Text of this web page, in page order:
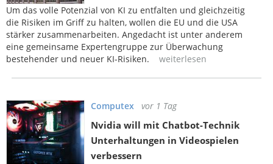
Um das volle Potenzial von KI zu entfalten und gleichzeitig
die Risiken im Griff zu halten, wollen die EU und die USA
stärker zusammenarbeiten. Angedacht ist unter anderem
eine gemeinsame Expertengruppe zur Überwachung
bestehender und neuer KI-Risiken.
weiterlesen
Computex vor 1 Tag
Nvidia will mit Chatbot-Technik
Unterhaltungen in Videospielen
verbessern